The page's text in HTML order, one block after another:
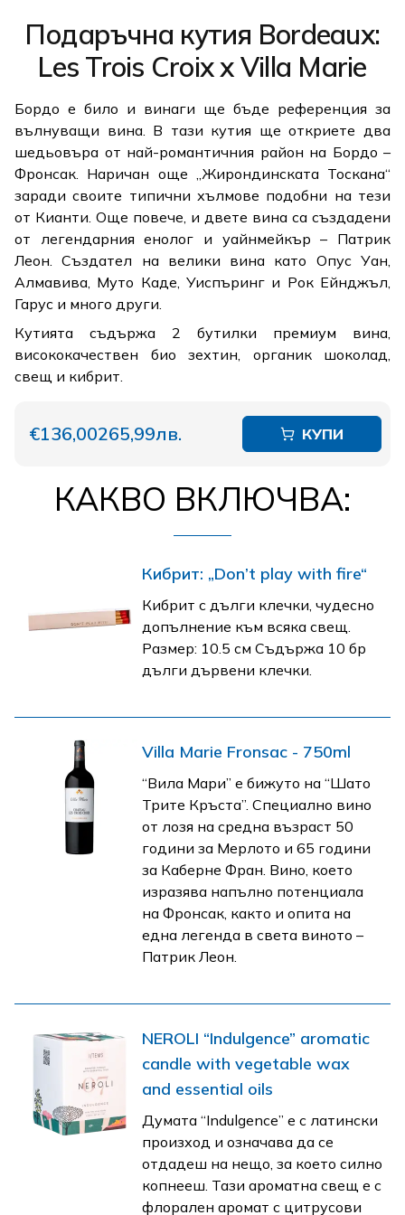
Подаръчна кутия Bordeaux:
Les Trois Croix x Villa Marie
Бордо е било и винаги ще бъде референция за
вълнуващи вина. В тази кутия ще откриете два
шедьовъра от най-романтичния район на Бордо –
Фронсак. Наричан още „Жирондинската Тоскана“
заради своите типични хълмове подобни на тези
от Кианти. Още повече, и двете вина са създадени
от легендарния енолог и уайнмейкър – Патрик
Леон. Създател на велики вина като Опус Уан,
Алмавива, Муто Каде, Уиспъринг и Рок Ейнджъл,
Гарус и много други.
Кутията съдържа 2 бутилки премиум вина,
висококачествен био зехтин, органик шоколад,
свещ и кибрит.
€136,00265,99лв. КУПИ
КАКВО ВКЛЮЧВА:
Кибрит: „Don’t play with fire“
Кибрит с дълги клечки, чудесно
допълнение към всяка свещ.
Размер: 10.5 см Съдържа 10 бр
дълги дървени клечки.
Villa Marie Fronsac - 750ml
“Вила Мари” е бижуто на “Шато
Трите Кръста”. Специално вино
от лозя на средна възраст 50
години за Мерлото и 65 години
за Каберне Фран. Вино, което
изразява напълно потенциала
на Фронсак, както и опита на
една легенда в света виното –
Патрик Леон.
NEROLI “Indulgence” aromatic
candle with vegetable wax
and essential oils
Думата “Indulgence” е с латински
произход и означава да се
отдадеш на нещо, за което силно
копнееш. Тази ароматна свещ е с
флорален аромат с цитрусови